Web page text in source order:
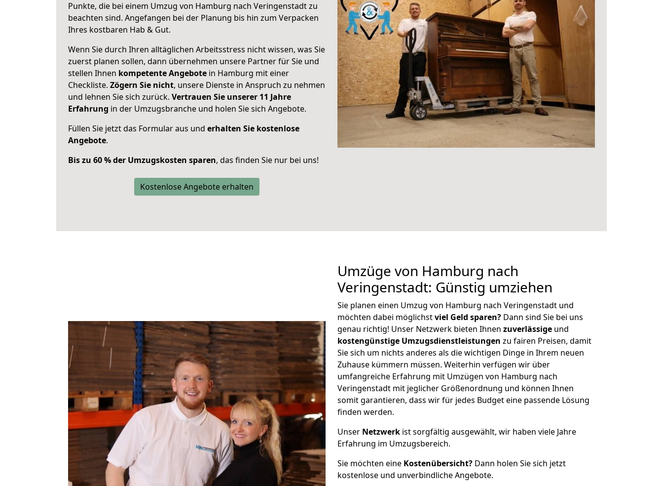
Punkte, die bei einem Umzug von Hamburg nach Veringenstadt zu
beachten sind. Angefangen bei der Planung bis hin zum Verpacken
Ihres kostbaren Hab & Gut.
Wenn Sie durch Ihren alltäglichen Arbeitsstress nicht wissen, was Sie
zuerst planen sollen, dann übernehmen unsere Partner für Sie und
stellen Ihnen kompetente Angebote in Hamburg mit einer
Checkliste. Zögern Sie nicht, unsere Dienste in Anspruch zu nehmen
und lehnen Sie sich zurück. Vertrauen Sie unserer 11 Jahre
Erfahrung in der Umzugsbranche und holen Sie sich Angebote.
Füllen Sie jetzt das Formular aus und erhalten Sie kostenlose
Angebote.
Bis zu 60 % der Umzugskosten sparen, das finden Sie nur bei uns!
Kostenlose Angebote erhalten
Umzüge von Hamburg nach
Veringenstadt: Günstig umziehen
Sie planen einen Umzug von Hamburg nach Veringenstadt und
möchten dabei möglichstviel Geld sparen? Dann sind Sie bei uns
genau richtig! Unser Netzwerk bieten Ihnen zuverlässige und
kostengünstige Umzugsdienstleistungen zu fairen Preisen, damit
Sie sich um nichts anderes als die wichtigen Dinge in Ihrem neuen
Zuhause kümmern müssen. Weiterhin verfügen wir über
umfangreiche Erfahrung mit Umzügen von Hamburg nach
Veringenstadt mit jeglicher Größenordnung und können Ihnen
somit garantieren, dass wir für jedes Budget eine passende Lösung
finden werden.
Unser Netzwerk ist sorgfältig ausgewählt, wir haben viele Jahre
Erfahrung im Umzugsbereich.
Sie möchten eine Kostenübersicht? Dann holen Sie sich jetzt
kostenlose und unverbindliche Angebote.